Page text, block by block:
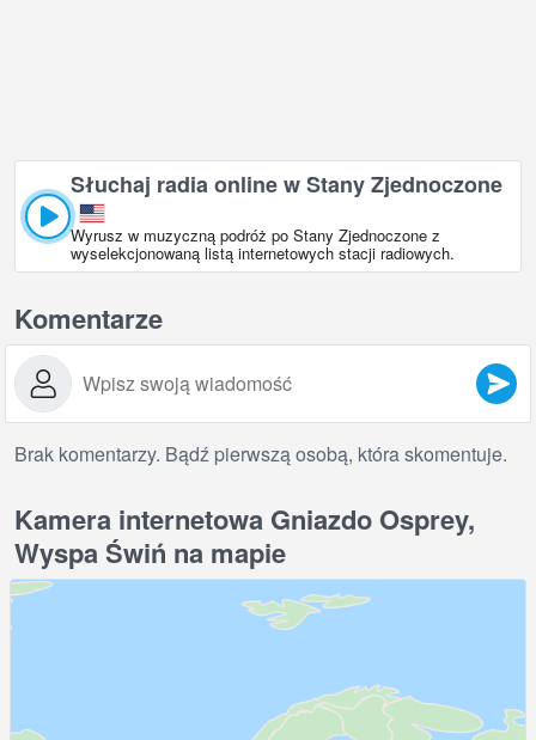
Słuchaj radia online w Stany Zjednoczone
Wyrusz w muzyczną podróż po Stany Zjednoczone z
wyselekcjonowaną listą internetowych stacji radiowych.
Komentarze
Brak komentarzy. Bądź pierwszą osobą, która skomentuje.
Kamera internetowa Gniazdo Osprey,
Wyspa Świń na mapie